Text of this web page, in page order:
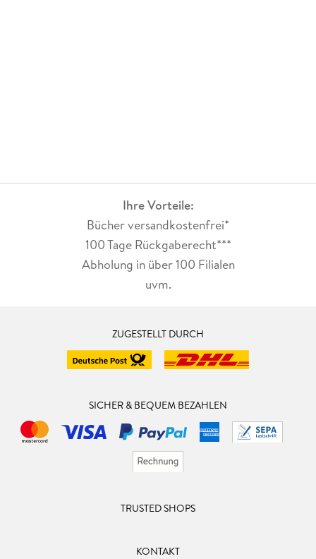
Ihre Vorteile:
Bücher versandkostenfrei*
100 Tage Rückgaberecht***
Abholung in über 100 Filialen
uvm.
ZUGESTELLT DURCH
SICHER & BEQUEM BEZAHLEN
TRUSTED SHOPS
KONTAKT